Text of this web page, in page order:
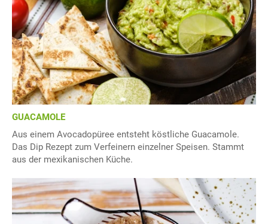
GUACAMOLE
Aus einem Avocadopüree entsteht köstliche Guacamole.
Das Dip Rezept zum Verfeinern einzelner Speisen. Stammt
aus der mexikanischen Küche.